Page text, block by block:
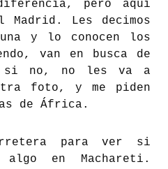
pero aquí
Madrid. Les decimos
y lo conocen los
van en busca de
si no, no les va a
foto, y me piden
de África.
para ver si
algo en Machareti.